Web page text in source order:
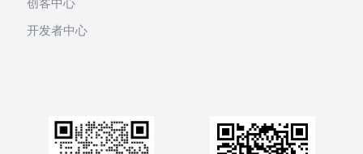
开发者中心